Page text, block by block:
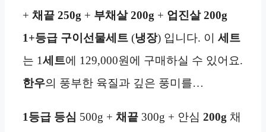
+ 채끝 250g + 부채살 200g + 업진살 200g
1+등급 구이선물세트 (냉장) 입니다. 이 세트
는 1세트에 129,000원에 구매하실 수 있어요.
한우의 풍부한 육질과 깊은 풍미를…
1등급 등심 500g + 채끝 300g + 안심 200g 채